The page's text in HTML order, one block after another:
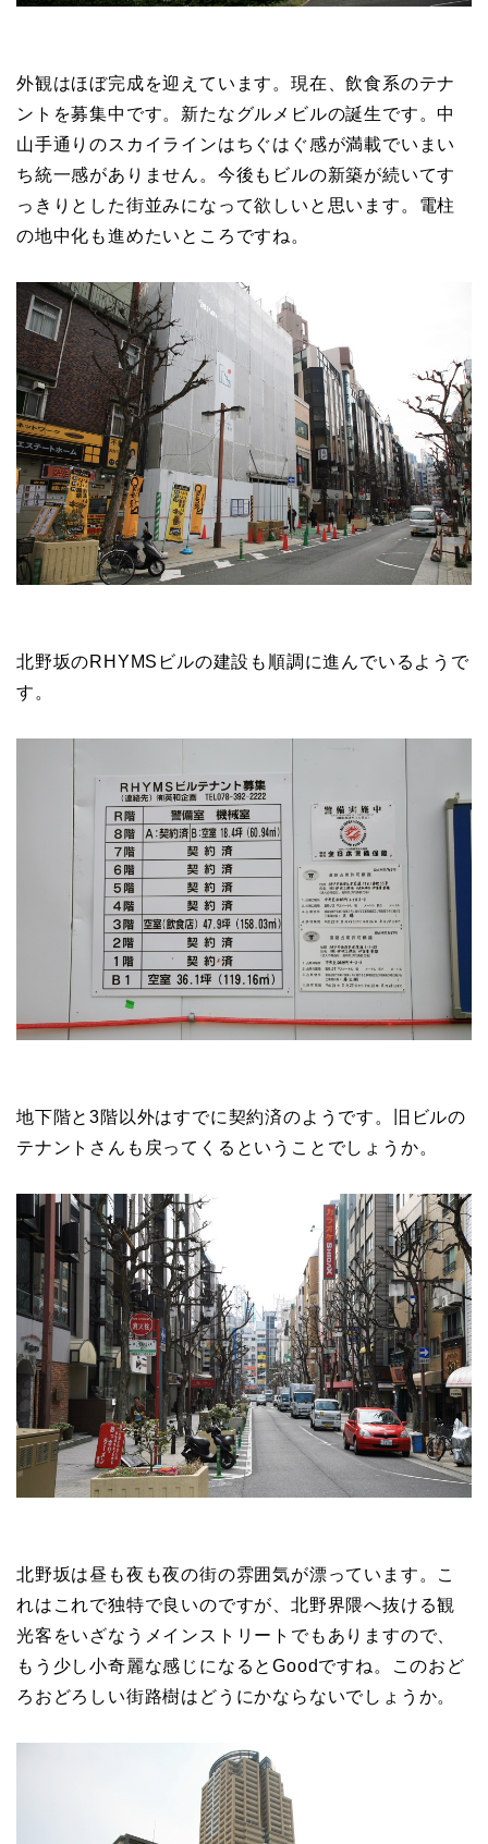
外観はほぼ完成を迎えています。現在、飲食系のテナ
ントを募集中です。新たなグルメビルの誕生です。中
山手通りのスカイラインはちぐはぐ感が満載でいまい
ち統一感がありません。今後もビルの新築が続いてす
っきりとした街並みになって欲しいと思います。電柱
の地中化も進めたいところですね。
北野坂のRHYMSビルの建設も順調に進んでいるようで
す。
地下階と3階以外はすでに契約済のようです。旧ビルの
テナントさんも戻ってくるということでしょうか。
北野坂は昼も夜も夜の街の雰囲気が漂っています。こ
れはこれで独特で良いのですが、北野界隈へ抜ける観
光客をいざなうメインストリートでもありますので、
もう少し小奇麗な感じになるとGoodですね。このおど
ろおどろしい街路樹はどうにかならないでしょうか。